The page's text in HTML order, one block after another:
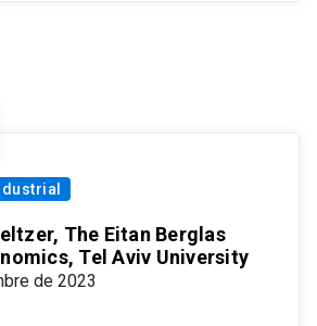
The Eitan Berglas
Tel Aviv University
de 2023